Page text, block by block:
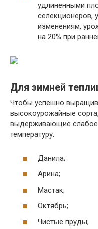
удлиненными
селекционеров,
изменениям,
на 20% при
Для зимней
Чтобы успешно
высокоурожайные
выдерживающие
температуру:
Данила;
Арина;
Мастак;
Октябрь;
Чистые пруды;